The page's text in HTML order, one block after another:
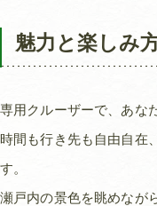
魅力と楽しみ
専用クルーザーで、あな
時間も行き先も自由自在
す。
瀬戸内の景色を眺めなが